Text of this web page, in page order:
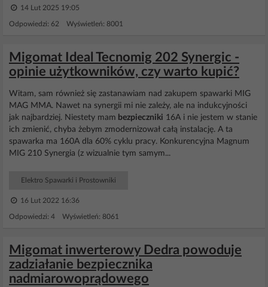
14 Lut 2025 19:05
Odpowiedzi: 62 Wyświetleń: 8001
Migomat Ideal Tecnomig 202 Synergic -
opinie użytkowników, czy warto kupić?
Witam, sam również się zastanawiam nad zakupem spawarki MIG
MAG MMA. Nawet na synergii mi nie zależy, ale na indukcyjności
jak najbardziej. Niestety mam bezpieczniki 16A i nie jestem w stanie
ich zmienić, chyba żebym zmodernizował całą instalację. A ta
spawarka ma 160A dla 60% cyklu pracy. Konkurencyjna Magnum
MIG 210 Synergia (z wizualnie tym samym...
Elektro Spawarki i Prostowniki
16 Lut 2022 16:36
Odpowiedzi: 4 Wyświetleń: 8061
Migomat inwerterowy Dedra powoduje
zadziałanie bezpiecznika
nadmiarowoprądowego